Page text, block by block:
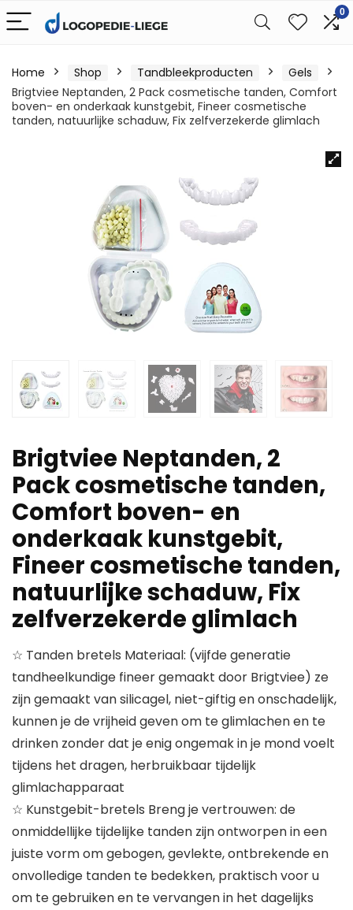
0
Home Shop Tandbleekproducten
Gels
Brigtviee Neptanden, 2 Pack cosmetische tanden, Comfort
boven- en onderkaak kunstgebit, Fineer cosmetische
tanden, natuurlijke schaduw, Fix zelfverzekerde glimlach
Brigtviee Neptanden, 2
Pack cosmetische tanden,
Comfort boven- en
onderkaak kunstgebit,
Fineer cosmetische tanden,
natuurlijke schaduw, Fix
zelfverzekerde glimlach
☆ Tanden bretels Materiaal: (vijfde generatie
tandheelkundige fineer gemaakt door Brigtviee) ze
zijn gemaakt van silicagel, niet-giftig en onschadelijk,
kunnen je de vrijheid geven om te glimlachen en te
drinken zonder dat je enig ongemak in je mond voelt
tijdens het dragen, herbruikbaar tijdelijk
glimlachapparaat
☆ Kunstgebit-bretels Breng je vertrouwen: de
onmiddellijke tijdelijke tanden zijn ontworpen in een
juiste vorm om gebogen, gevlekte, ontbrekende en
onvolledige tanden te bedekken, praktisch voor u
om te gebruiken en te vervangen in het dagelijks